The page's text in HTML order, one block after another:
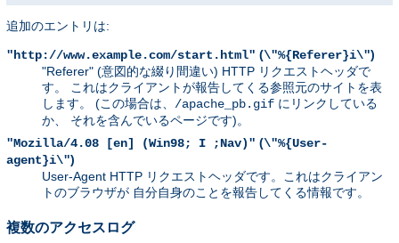
追加のエントリは:
"http://www.example.com/start.html" (\"%{Referer}i\")
"Referer" (意図的な綴り間違い) HTTP リクエストヘッダで
す。 これはクライアントが報告してくる参照元のサイトを表
します。 (この場合は、 /apache_pb.gif にリンクしている
か、 それを含んでいるページです)。
"Mozilla/4.08 [en] (Win98; I ;Nav)" (\"%{User-
agent}i\")
User-Agent HTTP リクエストヘッダです。これはクライアン
トのブラウザが 自分自身のことを報告してくる情報です。
複数のアクセスログ